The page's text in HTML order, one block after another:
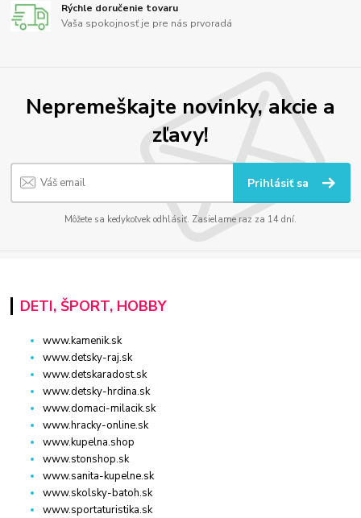
Rýchle doručenie tovaru
Vaša spokojnosť je pre nás prvoradá
Nepremeškajte novinky, akcie a
zľavy!
Prihlásiť sa
Môžete sa kedykoľvek odhlásiť. Zasielame raz za 14 dní.
DETI, ŠPORT, HOBBY
www.kamenik.sk
www.detsky-raj.sk
www.detskaradost.sk
www.detsky-hrdina.sk
www.domaci-milacik.sk
www.hracky-online.sk
www.kupelna.shop
www.stonshop.sk
www.sanita-kupelne.sk
www.skolsky-batoh.sk
www.sportaturistika.sk